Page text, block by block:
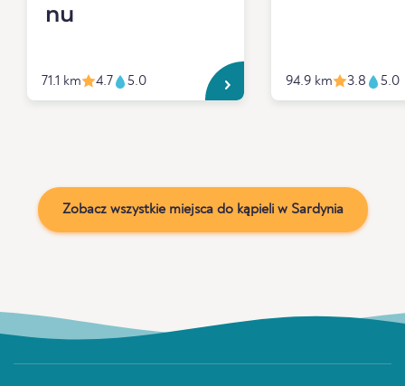
nu
71.1 km 4.7 5.0 94.9 km 3.8 5.0
Zobacz wszystkie miejsca do kąpieli w Sardynia